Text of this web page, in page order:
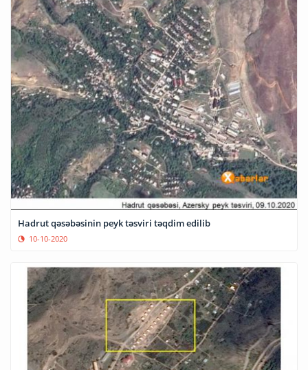
Hadrut qəsəbəsinin peyk təsviri təqdim edilib
10-10-2020